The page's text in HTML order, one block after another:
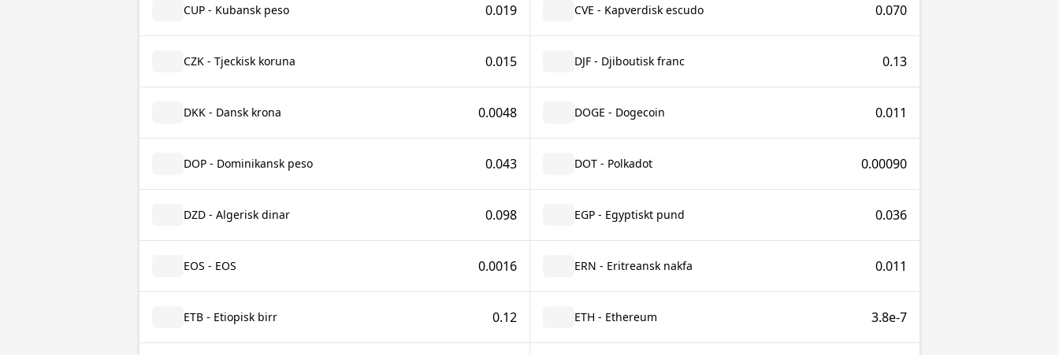
CUP - Kubansk peso 0.019 CVE - Kapverdisk escudo 0.070
CZK - Tjeckisk koruna 0.015 DJF - Djiboutisk franc 0.13
DKK - Dansk krona 0.0048 DOGE - Dogecoin 0.011
DOP - Dominikansk peso 0.043 DOT - Polkadot 0.00090
DZD - Algerisk dinar 0.098 EGP - Egyptiskt pund 0.036
EOS - EOS 0.0016 ERN - Eritreansk nakfa 0.011
ETB - Etiopisk birr 0.12 ETH - Ethereum 3.8e-7